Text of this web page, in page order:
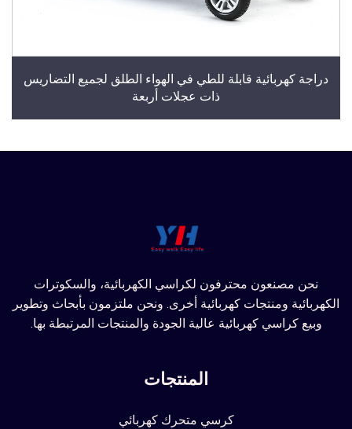
دراجة كهربائية قابلة للطي في الهواء الطلق لجميع التضاريس
ذات عجلات أربعة
نحن مصنعون محترفون لكراسي الكهربائية، والسكوترات
الكهربائية ومنتجات كهربائية أخرى. ونحن ملتزمون بأبحاث وتطوير
وبيع كراسي كهربائية عالية الجودة والمنتجات المرتبطة بها.
المنتجات
كرسي متحرك كهربائي